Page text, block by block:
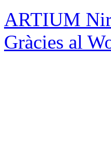
ARTIUM
Gràcies al